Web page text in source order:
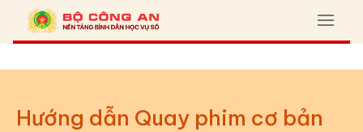
Hướng dẫn Quay phim cơ bản